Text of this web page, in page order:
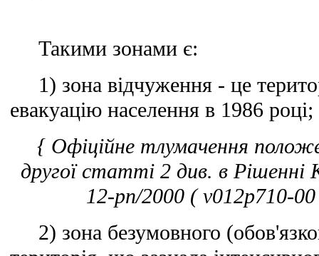
Такими зонами є:
1) зона відчуження - це
евакуацію населення в 1986 році;
{ Офіційне тлумачення
другої статті 2 див. в
12-рп/2000 ( v012p710-
2) зона безумовного